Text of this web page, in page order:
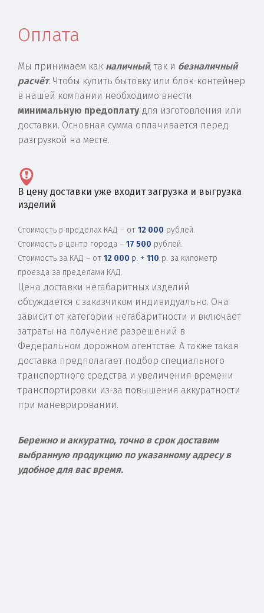
Оплата
Мы принимаем как наличный, так и безналичный
расчёт. Чтобы купить бытовку или блок-контейнер
в нашей компании необходимо внести
минимальную предоплату для изготовления или
доставки. Основная сумма оплачивается перед
разгрузкой на месте.
В цену доставки уже входит загрузка и выгрузка
изделий
Стоимость в пределах КАД – от 12 000 рублей.
Стоимость в центр города – 17 500 рублей.
Стоимость за КАД – от 12 000 р. + 110 р. за километр
проезда за пределами КАД.
Цена доставки негабаритных изделий
обсуждается с заказчиком индивидуально. Она
зависит от категории негабаритности и включает
затраты на получение разрешений в
Федеральном дорожном агентстве. А также такая
доставка предполагает подбор специального
транспортного средства и увеличения времени
транспортировки из-за повышения аккуратности
при маневрировании.
Бережно и аккуратно, точно в срок доставим
выбранную продукцию по указанному адресу в
удобное для вас время.